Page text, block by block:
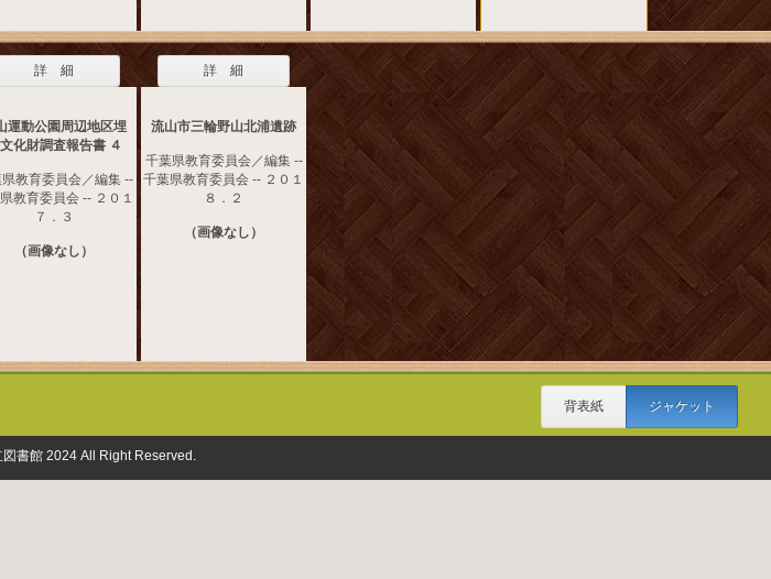
詳 細
運動公園周辺地区埋
化財調査報告書 ４
教育委員会／編集 --
教育委員会 -- ２０１
７．３
（画像なし）
詳 細
流山市三輪野山北浦遺跡
千葉県教育委員会／編集 --
千葉県教育委員会 -- ２０１
８．２
（画像なし）
背表紙 ジャケット
書館 2024 All Right Reserved.